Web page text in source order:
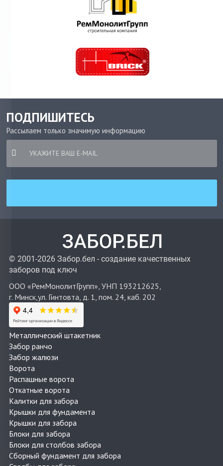
ПОДПИШИТЕСЬ
Рассылаем только значимую информацию
© 2001-2026 Забор.бел - создание качественных
заборов под ключ
ООО «РемМонолитГрупп», УНП 193212625,
г. Минск,ул. Гинтовта, д. 1, пом. 24, каб. 202
Металлический штакетник
Забор ранчо
Забор жалюзи
Ворота
Распашные ворота
Откатные ворота
Калитки для забора
Крышки для фундамента
Крышки для забора
Блоки для забора
Блоки для столбов забора
Сборный фундамент для забора